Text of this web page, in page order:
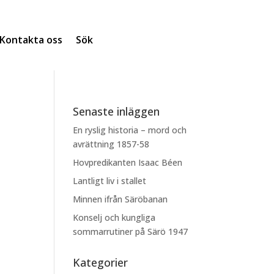
oss Sök
Senaste inläggen
En ryslig historia – mord och
avrättning 1857-58
Hovpredikanten Isaac Béen
Lantligt liv i stallet
Minnen ifrån Säröbanan
Konselj och kungliga
sommarrutiner på Särö 1947
Kategorier